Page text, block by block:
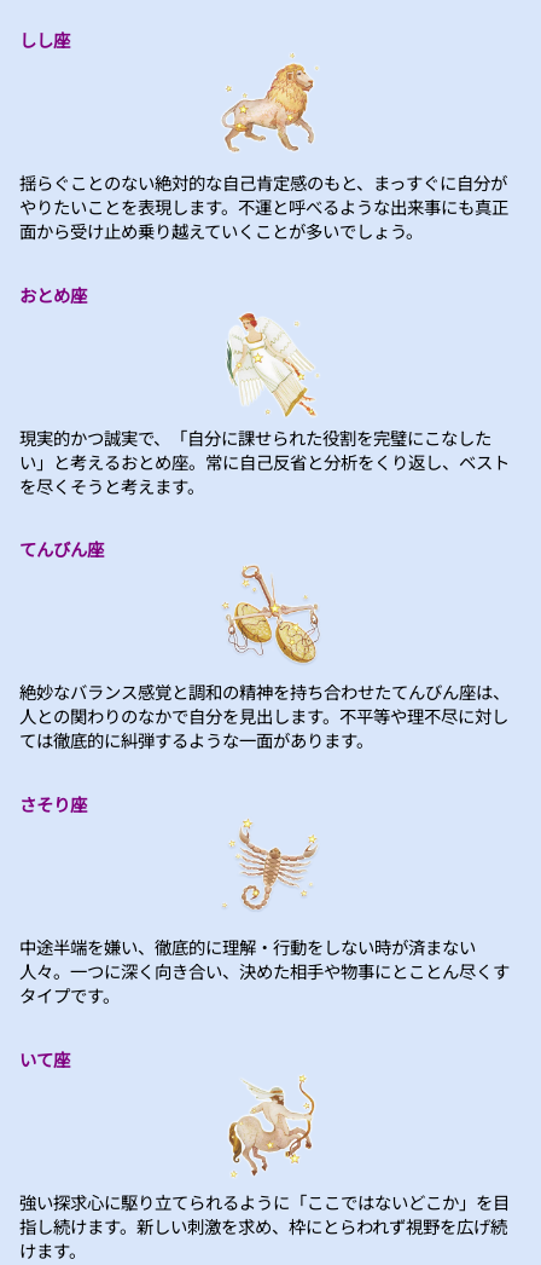
しし座
揺らぐことのない絶対的な自己肯定感のもと、まっすぐに自分が
やりたいことを表現します。不運と呼べるような出来事にも真正
面から受け止め乗り越えていくことが多いでしょう。
おとめ座
現実的かつ誠実で、「自分に課せられた役割を完璧にこなした
い」と考えるおとめ座。常に自己反省と分析をくり返し、ベスト
を尽くそうと考えます。
てんびん座
絶妙なバランス感覚と調和の精神を持ち合わせたてんびん座は、
人との関わりのなかで自分を見出します。不平等や理不尽に対し
ては徹底的に糾弾するような一面があります。
さそり座
中途半端を嫌い、徹底的に理解・行動をしない時が済まない
人々。一つに深く向き合い、決めた相手や物事にとことん尽くす
タイプです。
いて座
強い探求心に駆り立てられるように「ここではないどこか」を目
指し続けます。新しい刺激を求め、枠にとらわれず視野を広げ続
けます。